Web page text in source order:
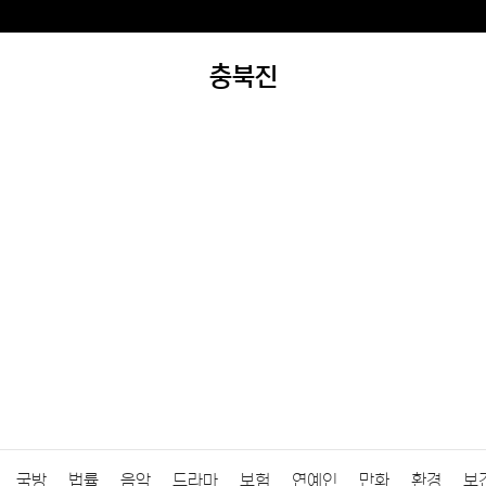
충북진
국방 법률 음악 드라마 보험 연예인 만화 환경 보